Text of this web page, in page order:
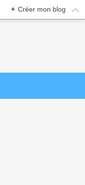
+ Créer mon blog